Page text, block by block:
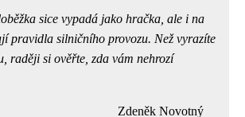
sice vypadá jako hračka, ale i na
pravidla silničního provozu. Než vyrazíte
raději si ověřte, zda vám nehrozí
Zdeněk Novotný